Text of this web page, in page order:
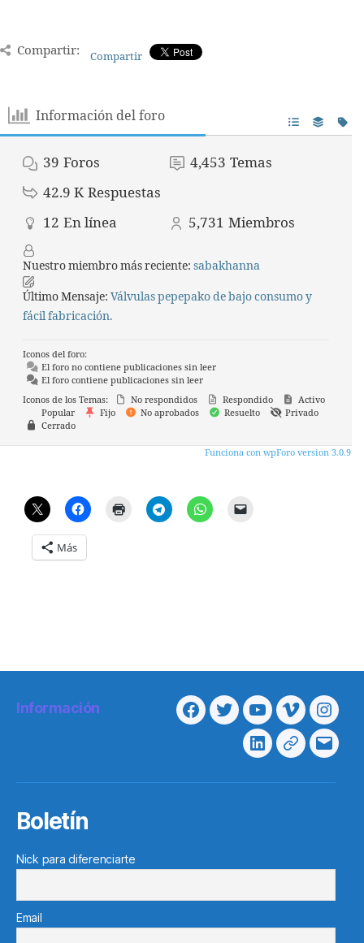
Compartir: Compartir
Información del foro
39 Foros 4,453 Temas
42.9 K Respuestas
12 En línea 5,731 Miembros
Nuestro miembro más reciente: sabakhanna
Último Mensaje: Válvulas pepepako de bajo consumo y
fácil fabricación.
Iconos del foro:
El foro no contiene publicaciones sin leer
El foro contiene publicaciones sin leer
Iconos de los Temas:
No respondidos Respondido
Activo
Popular
Fijo No aprobados Resuelto
Privado
Cerrado
Funciona con wpForo version 3.0.9
Más
Información
Facebook
TwitterYoutubeVimeo
LinkedinTelegram
Boletín
Nick para diferenciarte
Email